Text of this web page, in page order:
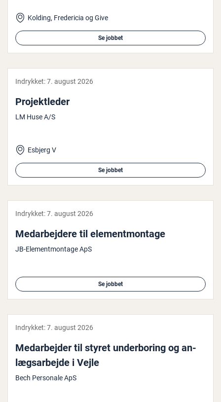
Kolding, Fredericia og Give
Se jobbet
Indrykket:7. august 2026
Pro­jekt­le­der
LM Huse A/S
Esbjerg V
Se jobbet
Indrykket:7. august 2026
Me­d­ar­bej­de­re til ele­ment­mon­ta­ge
JB-Elementmontage ApS
Se jobbet
Indrykket:7. august 2026
Me­d­ar­bej­der til styret un­der­bor­ing og an­
lægs­ar­bej­de i Vejle
Bech Personale ApS